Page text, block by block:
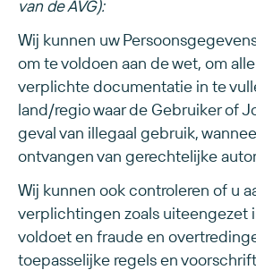
van de AVG):
Wij kunnen uw
om te voldoen aan de wet, om
verplichte documentatie in te
land/regio waar de Gebruiker of
geval van illegaal gebruik,
ontvangen van gerechtelijke
Wij kunnen ook controleren of u
verplichtingen zoals uiteengezet
voldoet en fraude en
toepasselijke regels en